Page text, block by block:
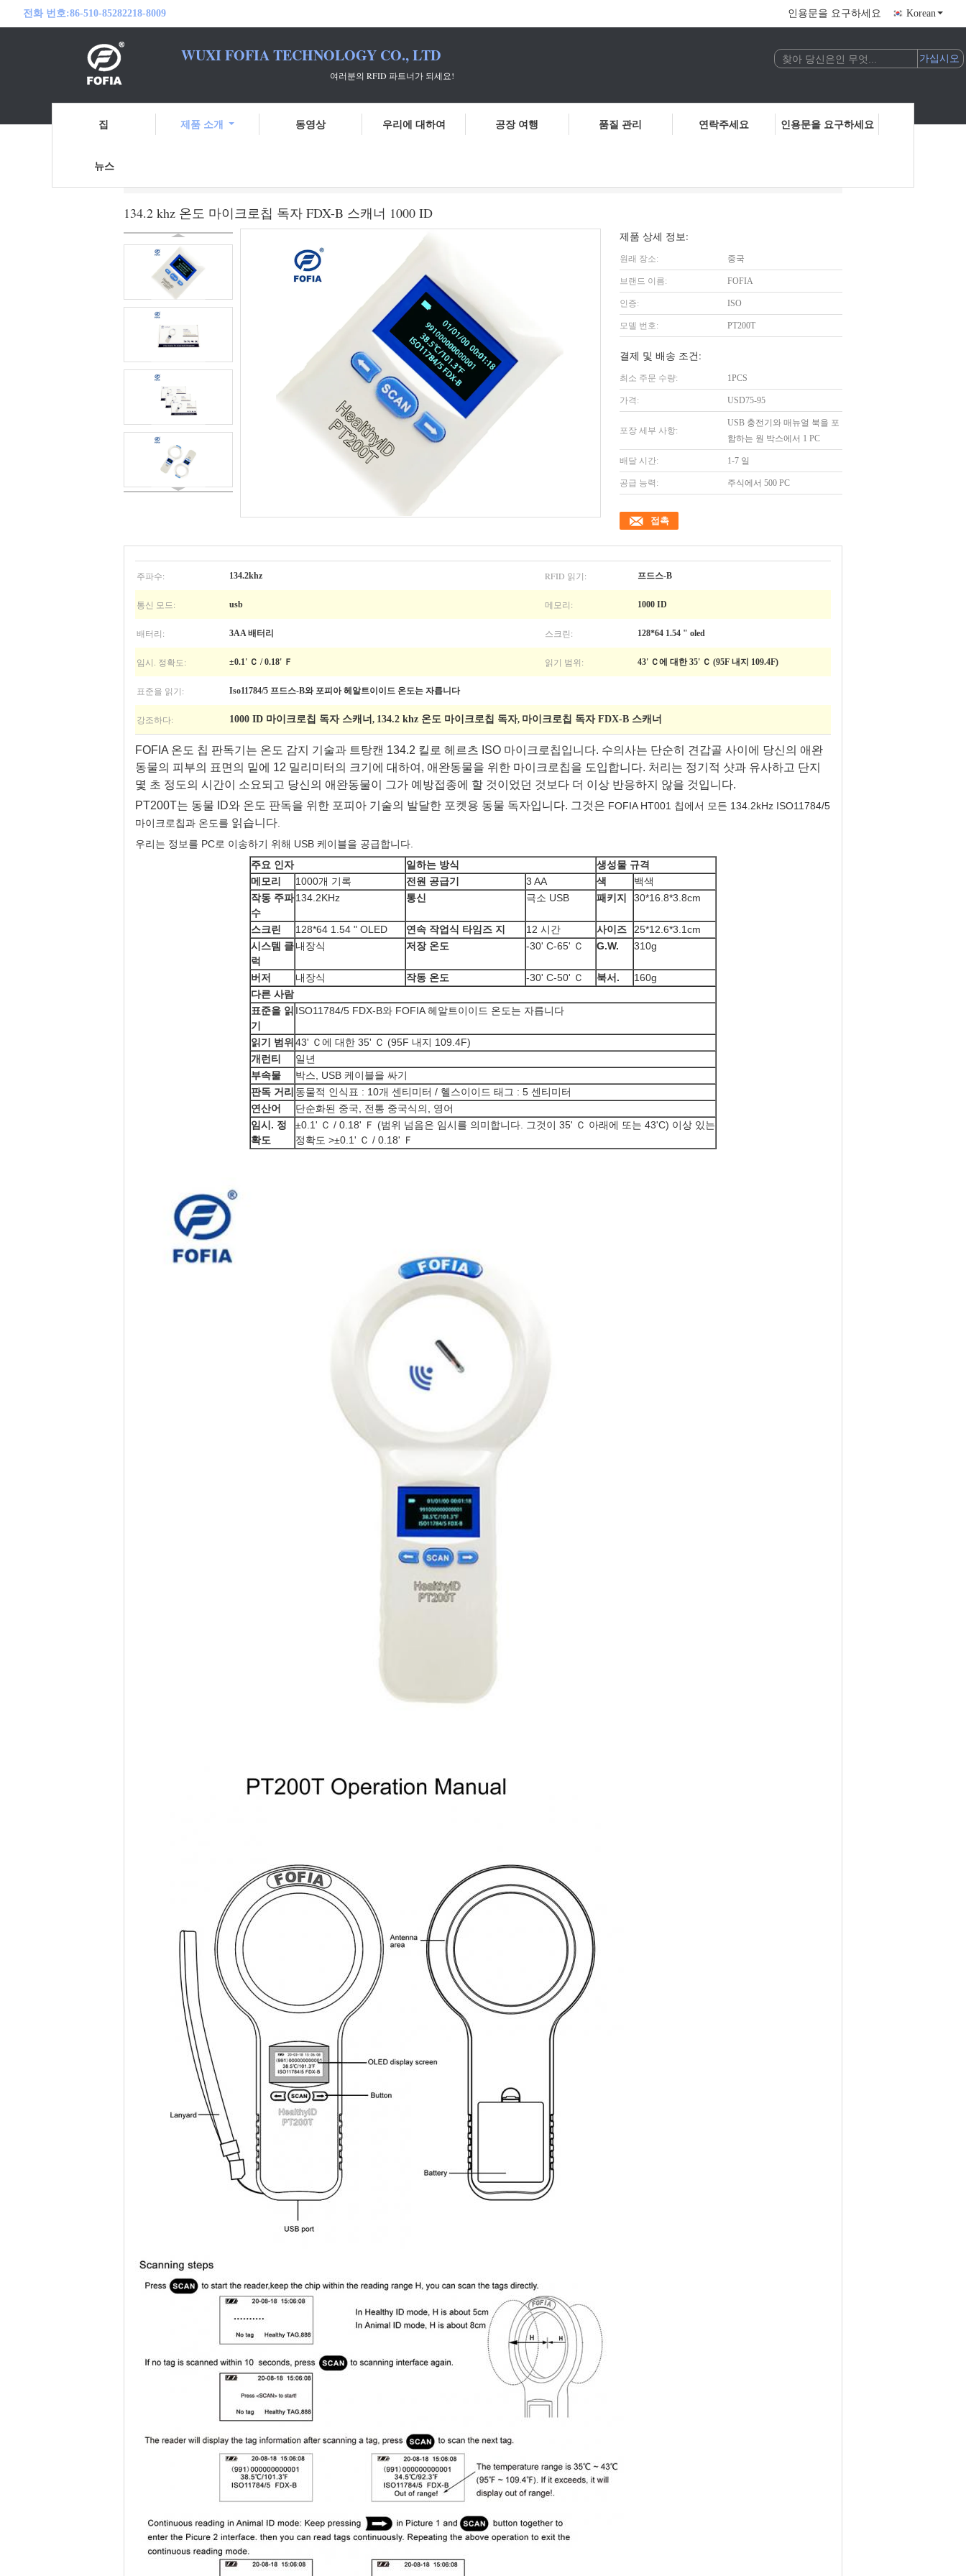
전화 번호:86-510-85282218-8009 인용문을 요구하세요 Korean
WUXI FOFIA TECHNOLOGY CO., LTD
여러분의 RFID 파트너가 되세요!
집 제품 소개 동영상 우리에 대하여 공장 여행 품질 관리 연락주세요 인용문을 요구하세요
뉴스
134.2 khz 온도 마이크로칩 독자 FDX-B 스캐너 1000 ID
제품 상세 정보:
원래 장소: 중국
브랜드 이름: FOFIA
인증: ISO
모델 번호: PT200T
결제 및 배송 조건:
최소 주문 수량: 1PCS
가격: USD75-95
포장 세부 사항:
USB 충전기와 매뉴얼 북을 포
함하는 원 박스에서 1 PC
배달 시간: 1-7 일
공급 능력: 주식에서 500 PC
접촉
주파수: 134.2khz RFID 읽기: 프드스-B
통신 모드: usb 메모리: 1000 ID
배터리: 3AA 배터리 스크린: 128*64 1.54 " oled
임시. 정확도: ±0.1' Ｃ / 0.18' Ｆ 읽기 범위: 43' Ｃ에 대한 35' Ｃ (95F 내지 109.4F)
표준을 읽기: Iso11784/5 프드스-B와 포피아 헤알트이이드 온도는 자릅니다
강조하다: 1000 ID 마이크로칩 독자 스캐너 , 134.2 khz 온도 마이크로칩 독자, 마이크로칩 독자 FDX-B 스캐너
FOFIA 온도 칩 판독기는 온도 감지 기술과 트탕캔 134.2 킬로 헤르츠 ISO 마이크로칩입니다. 수의사는 단순히 견갑골 사이에 당신의 애완
동물의 피부의 표면의 밑에 12 밀리미터의 크기에 대하여, 애완동물을 위한 마이크로칩을 도입합니다. 처리는 정기적 샷과 유사하고 단지
몇 초 정도의 시간이 소요되고 당신의 애완동물이 그가 예방접종에 할 것이었던 것보다 더 이상 반응하지 않을 것입니다.
PT200T는 동물 ID와 온도 판독을 위한 포피아 기술의 발달한 포켓용 동물 독자입니다. 그것은 FOFIA HT001 칩에서 모든 134.2kHz ISO11784/5
마이크로칩과 온도를 읽습니다
우리는 정보를 PC로 이송하기 위해 USB 케이블을 공급합니다.
주요 인자
일하는 방식
생성물 규격
메모리
1000개 기록 전원 공급기 3 AA 색
백색
작동 주파
수
134.2KHz 통신 극소 USB 패키지 30*16.8*3.8cm
스크린 128*64 1.54 " OLED 연속 작업식 타임즈 지 12 시간 사이즈
25*12.6*3.1cm
시스템 클
럭
내장식 저장 온도 -30' C-65' Ｃ G.W. 310g
버저 내장식 작동 온도 -30' C-50' Ｃ 북서.
160g
다른 사람
표준을 읽
기
ISO11784/5 FDX-B와 FOFIA 헤알트이이드 온도는 자릅니다
읽기 범위 43' Ｃ에 대한 35' Ｃ (95F 내지 109.4F)
개런티
일년
부속물
박스, USB 케이블을 싸기
판독 거리 동물적 인식표 : 10개 센티미터 / 헬스이이드 태그 : 5 센티미터
연산어
단순화된 중국, 전통 중국식의, 영어
임시. 정
확도
±0.1' Ｃ / 0.18' Ｆ (범위 넘음은 임시를 의미합니다. 그것이 35' Ｃ 아래에 또는 43'C) 이상 있는
정확도 >±0.1' Ｃ / 0.18' Ｆ